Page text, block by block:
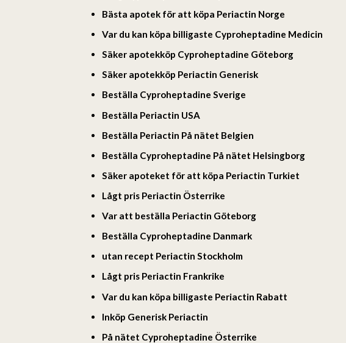
Bästa apotek för att köpa Periactin Norge
Var du kan köpa billigaste Cyproheptadine Medicin
Säker apotekköp Cyproheptadine Göteborg
Säker apotekköp Periactin Generisk
Beställa Cyproheptadine Sverige
Beställa Periactin USA
Beställa Periactin På nätet Belgien
Beställa Cyproheptadine På nätet Helsingborg
Säker apoteket för att köpa Periactin Turkiet
Lågt pris Periactin Österrike
Var att beställa Periactin Göteborg
Beställa Cyproheptadine Danmark
utan recept Periactin Stockholm
Lågt pris Periactin Frankrike
Var du kan köpa billigaste Periactin Rabatt
Inköp Generisk Periactin
På nätet Cyproheptadine Österrike